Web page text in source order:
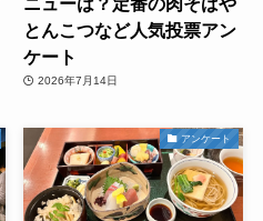
とんこつなど人気投票アン
ケート
2026年7月14日
アンケート